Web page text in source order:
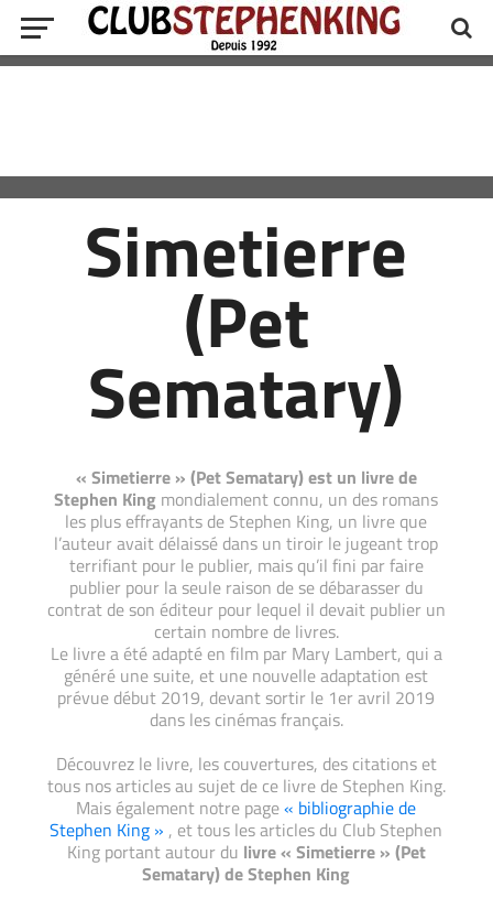
Simetierre
(Pet
Sematary)
« Simetierre » (Pet Sematary) est un livre de
Stephen King mondialement connu, un des romans
les plus effrayants de Stephen King, un livre que
l’auteur avait délaissé dans un tiroir le jugeant trop
terrifiant pour le publier, mais qu’il fini par faire
publier pour la seule raison de se débarasser du
contrat de son éditeur pour lequel il devait publier un
certain nombre de livres.
Le livre a été adapté en film par Mary Lambert, qui a
généré une suite, et une nouvelle adaptation est
prévue début 2019, devant sortir le 1er avril 2019
dans les cinémas français.
Découvrez le livre, les couvertures, des citations et
tous nos articles au sujet de ce livre de Stephen King.
Mais également notre page« bibliographie de
Stephen King » , et tous les articles du Club Stephen
King portant autour du livre « Simetierre » (Pet
Sematary) de Stephen King